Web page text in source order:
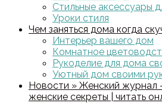
Стильные аксессуары
Уроки стиля
Чем заняться дома когда
Интерьер вашего дом
Комнатное
Рукоделие для дома
Уютный дом своими
Новости » Женский журнал
женские секреты | читать